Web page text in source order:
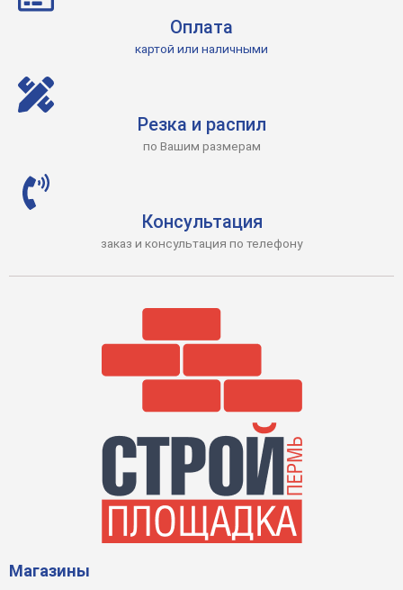
Оплата
картой или наличными
Резка и распил
по Вашим размерам
Консультация
заказ и консультация по телефону
Магазины